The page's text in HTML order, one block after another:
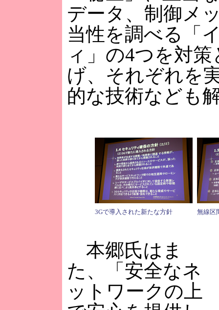
データ、制御メ
当性を調べる「
ィ」の4つを対
げ、それぞれを
的な技術なども
3Gで導入された新たな方針 無線区
本郷氏はま
た、「安全なネ
ットワークの上